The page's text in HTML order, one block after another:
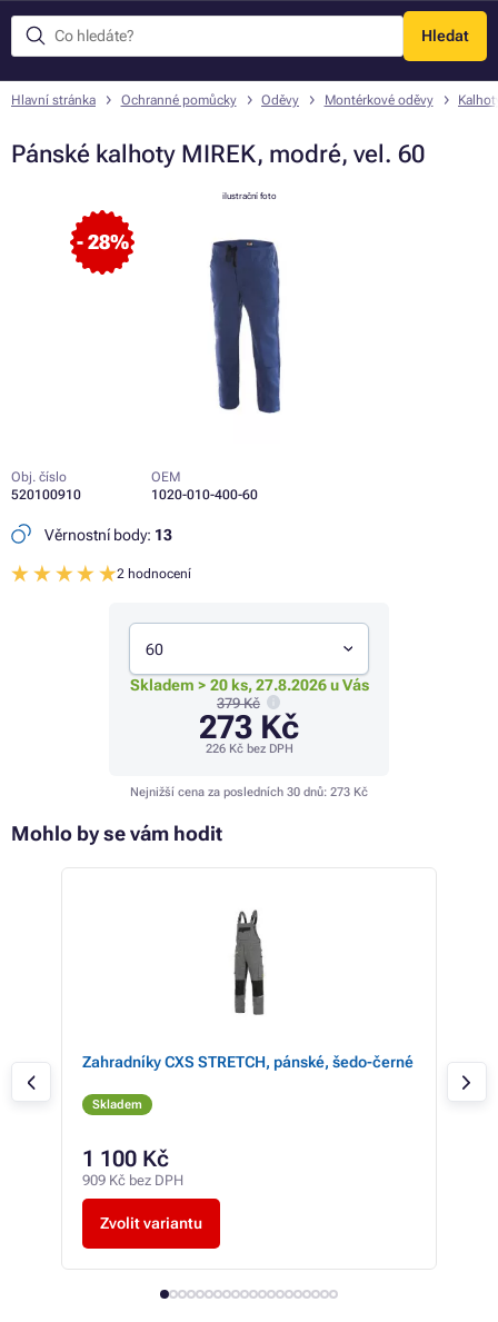
Hledat
Menu
Hlavní stránka Ochranné pomůcky Oděvy Montérkové oděvy
Pánské kalhoty MIREK, modré, vel. 60
- 28%
ilustrační foto
Obj. číslo
520100910
OEM
1020-010-400-60
Věrnostní body: 13
2 hodnocení
60
Skladem > 20 ks, 27.8.2026 u Vás
379 Kč
273 Kč
226 Kčbez DPH
Nejnižší cena za posledních 30 dnů: 273 Kč
Mohlo by se vám hodit
Zahradníky CXS STRETCH, pánské, šedo-černé
Skladem
1 100 Kč
909 Kč bez DPH
Zvolit variantu